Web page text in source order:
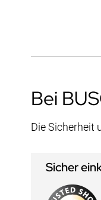
Bei
Die Sicherheit
Sicher